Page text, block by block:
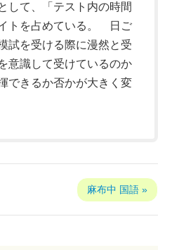
して、「テスト内の時間
トを占めている。 日ご
試を受ける際に漫然と受
意識して受けているのか
できるか否かが大きく変
麻布中 国語 »